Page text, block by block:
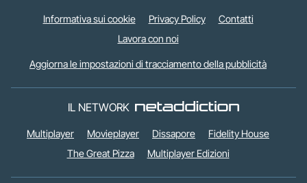
Informativa sui cookie Privacy Policy
Contatti
Lavora con noi
Aggiorna le impostazioni di tracciamento della pubblicità
IL NETWORK
Multiplayer Movieplayer Dissapore
Fidelity House
The Great Pizza
Multiplayer Edizioni